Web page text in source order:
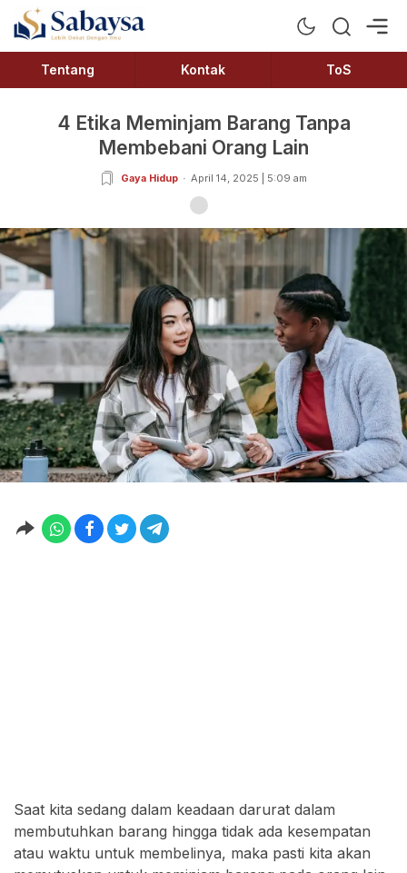
Sabaysa
Lebih Dekat Dengan Ilmu
Tentang Kontak ToS
4 Etika Meminjam Barang Tanpa
Membebani Orang Lain
Gaya Hidup April 14, 2025 | 5:09 am
Saat kita sedang dalam keadaan darurat dalam
membutuhkan barang hingga tidak ada kesempatan
atau waktu untuk membelinya, maka pasti kita akan